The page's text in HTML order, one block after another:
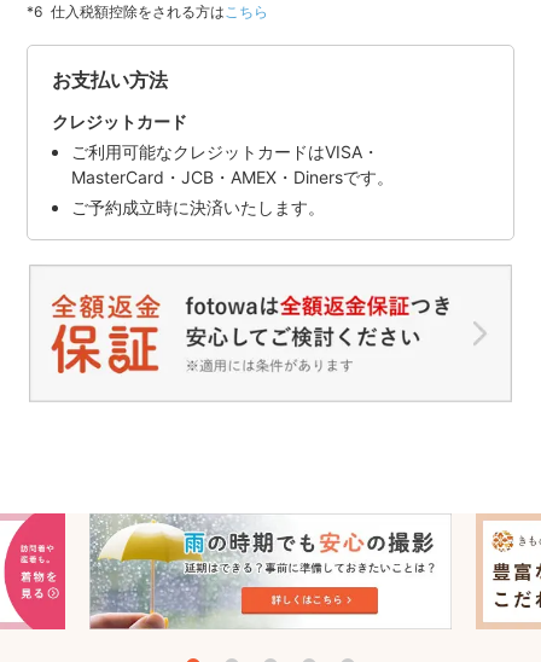
仕入税額控除をされる方は こちら
お支払い方法
クレジットカード
ご利用可能なクレジットカードはVISA・
MasterCard・JCB・AMEX・Dinersです。
ご予約成立時に決済いたします。